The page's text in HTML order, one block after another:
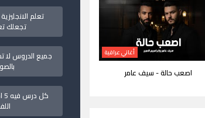
أغاني عراقية
اصعب حالة - سيف عامر
تعلم
تجعلك
جميع الدروس لا